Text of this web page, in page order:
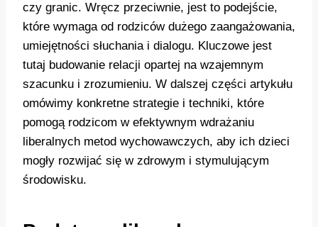
czy granic. Wręcz przeciwnie, jest to podejście,
które wymaga od rodziców dużego zaangażowania,
umiejętności słuchania i dialogu. Kluczowe jest
tutaj budowanie relacji opartej na wzajemnym
szacunku i zrozumieniu. W dalszej części artykułu
omówimy konkretne strategie i techniki, które
pomogą rodzicom w efektywnym wdrażaniu
liberalnych metod wychowawczych, aby ich dzieci
mogły rozwijać się w zdrowym i stymulującym
środowisku.